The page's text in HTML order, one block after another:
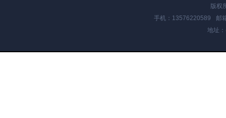
版权
手机：13576220589
邮
地址